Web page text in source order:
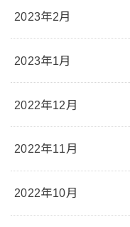
2023年2月
2023年1月
2022年12月
2022年11月
2022年10月